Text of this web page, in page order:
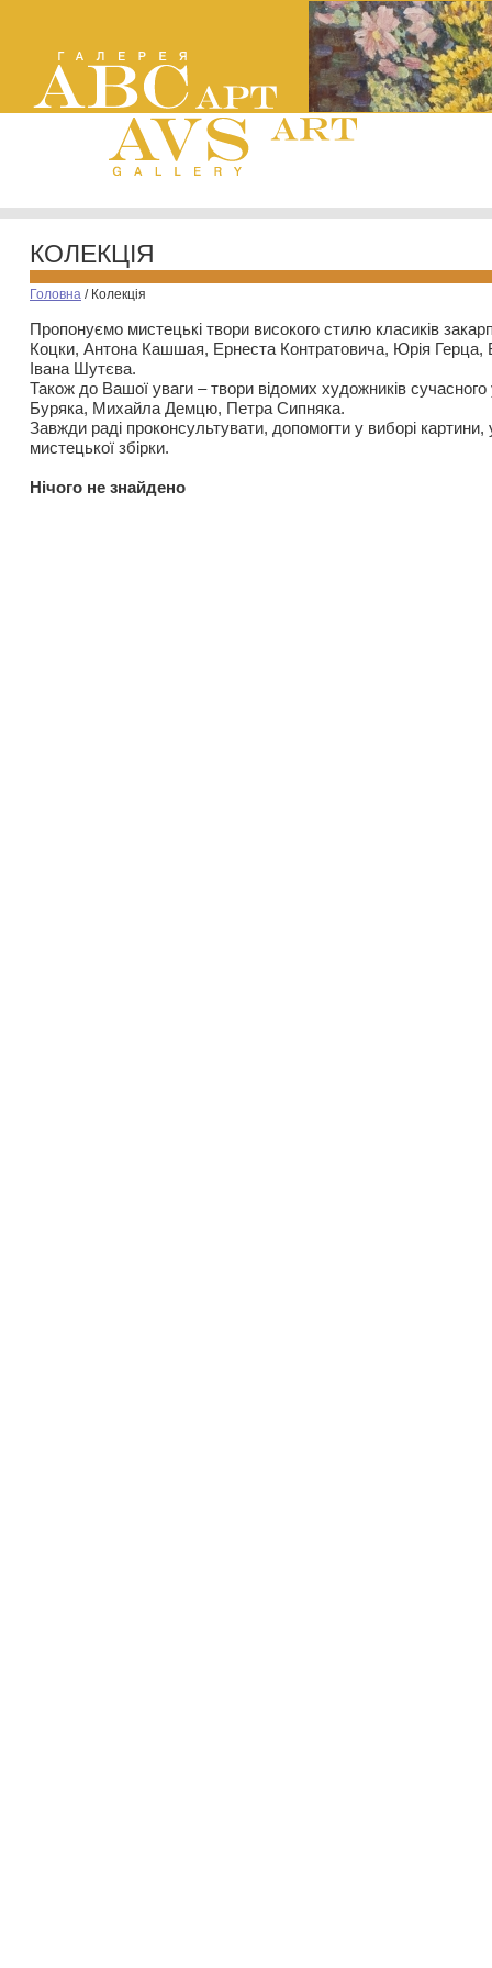
КОЛЕКЦІЯ
Головна / Колекція
Пропонуємо мистецькі твори високого стилю класиків
Коцки, Антона Кашшая, Ернеста Контратовича, Юрія
Івана Шутєва.
Також до Вашої уваги – твори відомих художників
Буряка, Михайла Демцю, Петра Сипняка.
Завжди раді проконсультувати, допомогти у виборі картини,
мистецької збірки.
Нiчого не знайдено